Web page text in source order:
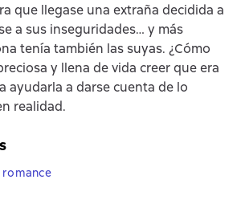
que llegase una extraña decidida a
a sus inseguridades… y más
tenía también las suyas. ¿Cómo
y llena de vida creer que era
ayudarla a darse cuenta de lo
realidad.
romance